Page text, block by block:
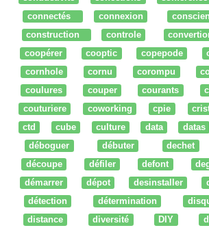
connectés
connexion
construction
controle
coopérer
cooptic copepode
cornhole
cornu corompu
coulures
couper courants
couturiere
coworking cpie
ctd
cube culture data datas
déboguer
débuter dechet
découpe
défiler defont
démarrer
dépot desinstaller
détection
détermination
distance
diversité DIY